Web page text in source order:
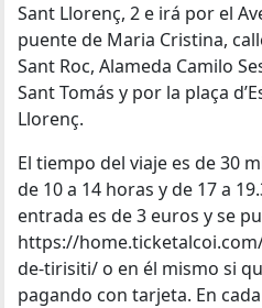
Sant Llorenç, 2 e irá por el
puente de Maria Cristina,
Sant Roc, Alameda Camilo
Sant Tomás y por la plaça
Llorenç.
El tiempo del viaje es de 30
de 10 a 14 horas y de 17 a
entrada es de 3 euros y se
https://
de-tirisiti/ o en él mismo si
pagando con tarjeta. En